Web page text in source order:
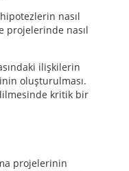
nasıl
projelerinde nasıl
ilişkilerin
oluşturulması.
kritik bir
projelerinin